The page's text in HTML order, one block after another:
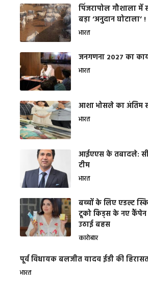
​पिंजरापोल गौशाला में
बड़ा ‘अनुदान घोटाला’ !
भारत
जनगणना 2027 का
भारत
आशा भोसले का अंतिम
भारत
आईएएस के तबादले:
टीम
भारत
बच्चों के लिए एडल्ट
टूको किड्स के नए
उठाई बहस
कारोबार
पूर्व विधायक बलजीत यादव ईडी की
भारत